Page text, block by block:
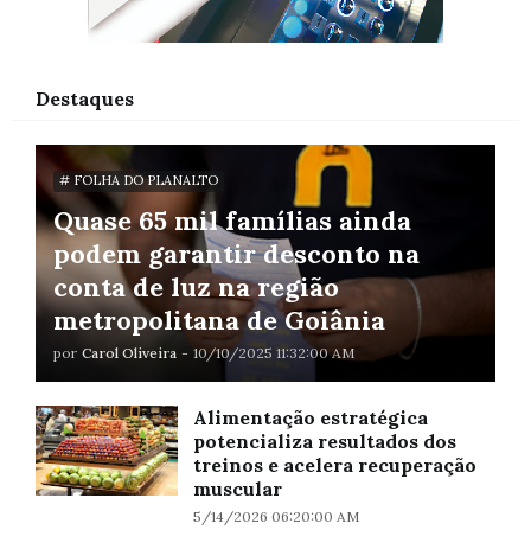
Destaques
# FOLHA DO PLANALTO
Quase 65 mil famílias ainda
podem garantir desconto na
conta de luz na região
metropolitana de Goiânia
por Carol Oliveira - 10/10/2025 11:32:00 AM
Alimentação estratégica
potencializa resultados dos
treinos e acelera recuperação
muscular
5/14/2026 06:20:00 AM